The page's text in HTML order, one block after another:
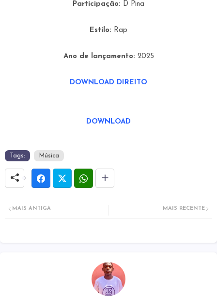
Participação: D Pina
Estilo: Rap
Ano de lançamento: 2025
DOWNLOAD DIREITO
DOWNLOAD
Tags: Música
MAIS RECENTE
MAIS ANTIGA